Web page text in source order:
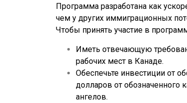
Программа разработана как
чем у других иммиграционных
Чтобы принять участие в
Иметь отвечающую
рабочих мест в Канаде.
Обеспечьте инвестиции от
долларов от обозначенного
ангелов.